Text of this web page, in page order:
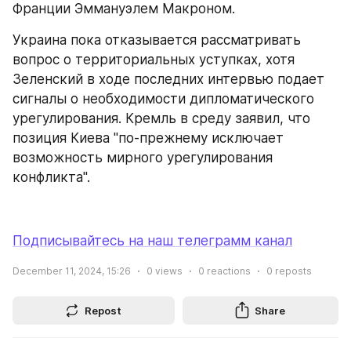
Франции Эммануэлем Макроном.
Украина пока отказывается рассматривать
вопрос о территориальных уступках, хотя
Зеленский в ходе последних интервью подает
сигналы о необходимости дипломатического
урегулирования. Кремль в среду заявил, что
позиция Киева "по-прежнему исключает
возможность мирного урегулирования
конфликта".
Подписывайтесь на наш телеграмм канал
December 11, 2024, 15:26 0 views 0 reactions 0 reposts
Repost Share